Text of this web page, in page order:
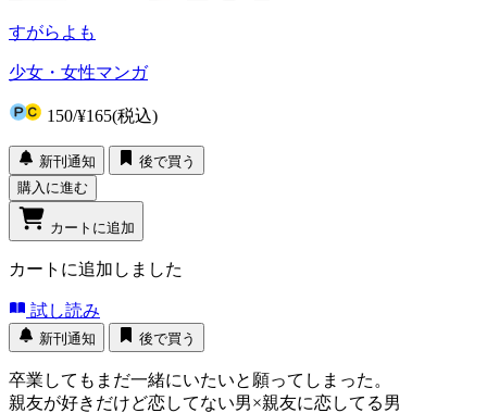
すがらよも
少女・女性マンガ
150/¥165(税込)
新刊通知
後で買う
購入に進む
カートに追加
カートに追加しました
試し読み
新刊通知 後で買う
卒業してもまだ一緒にいたいと願ってしまった。
親友が好きだけど恋してない男×親友に恋してる男